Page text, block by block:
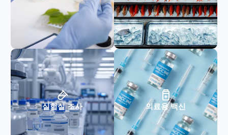
실험실 조사 의료용 백신